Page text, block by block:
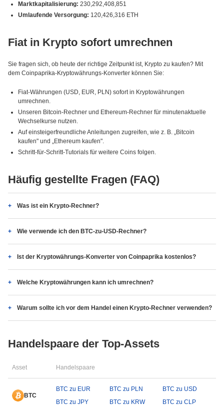
Marktkapitalisierung: 230,292,408,851
Umlaufende Versorgung: 120,426,316 ETH
Fiat in Krypto sofort umrechnen
Sie fragen sich, ob heute der richtige Zeitpunkt ist, Krypto zu kaufen? Mit
dem Coinpaprika-Kryptowährungs-Konverter können Sie:
Fiat-Währungen (USD, EUR, PLN) sofort in Kryptowährungen
umrechnen.
Unseren Bitcoin-Rechner und Ethereum-Rechner für minutenaktuelle
Wechselkurse nutzen.
Auf einsteigerfreundliche Anleitungen zugreifen, wie z. B. „Bitcoin
kaufen" und „Ethereum kaufen".
Schritt-für-Schritt-Tutorials für weitere Coins folgen.
Häufig gestellte Fragen (FAQ)
Was ist ein Krypto-Rechner?
Wie verwende ich den BTC-zu-USD-Rechner?
Ist der Kryptowährungs-Konverter von Coinpaprika kostenlos?
Welche Kryptowährungen kann ich umrechnen?
Warum sollte ich vor dem Handel einen Krypto-Rechner verwenden?
Handelspaare der Top-Assets
Asset Handelspaare
BTC
BTC zu EUR BTC zu PLN
BTC zu USD
BTC zu JPY
BTC zu KRW BTC zu CLP